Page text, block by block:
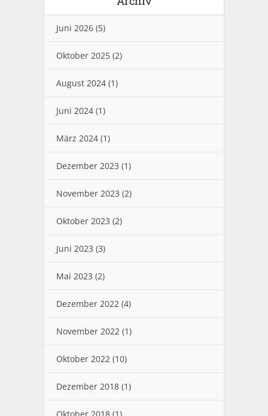
Juni 2026 (5)
Oktober 2025 (2)
August 2024 (1)
Juni 2024 (1)
März 2024 (1)
Dezember 2023 (1)
November 2023 (2)
Oktober 2023 (2)
Juni 2023 (3)
Mai 2023 (2)
Dezember 2022 (4)
November 2022 (1)
Oktober 2022 (10)
Dezember 2018 (1)